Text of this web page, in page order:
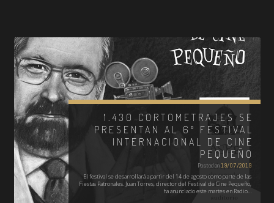
1.430 CORTOMETRAJES SE
PRESENTAN AL 6º FESTIVAL
INTERNACIONAL DE CINE
PEQUEÑO
Posted on19/07/2019
El festival se desarrollará a partir del 14 de agosto como parte de las
Fiestas Patronales. Juan Torres, director del Festival de Cine Pequeño,
ha anunciado este martes en Radio…